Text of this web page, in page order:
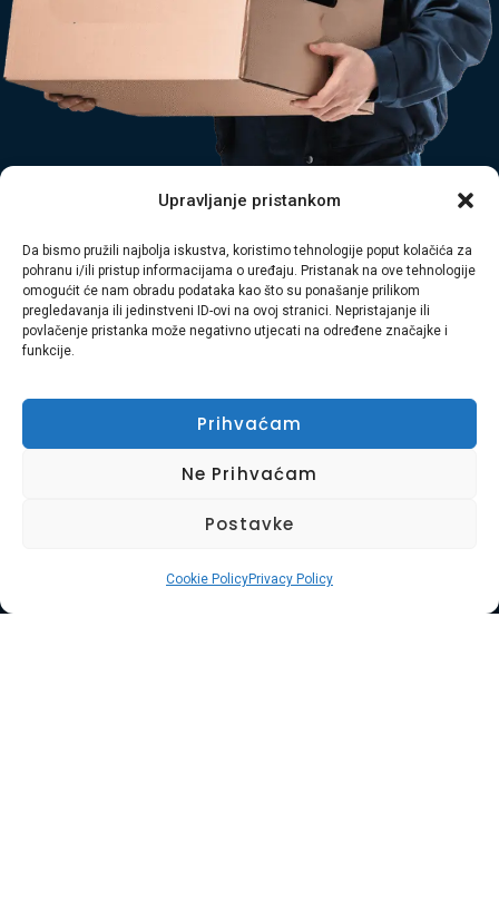
Upravljanje pristankom
Da bismo pružili najbolja iskustva, koristimo tehnologije poput kolačića za
pohranu i/ili pristup informacijama o uređaju. Pristanak na ove tehnologije
omogućit će nam obradu podataka kao što su ponašanje prilikom
pregledavanja ili jedinstveni ID-ovi na ovoj stranici. Nepristajanje ili
povlačenje pristanka može negativno utjecati na određene značajke i
funkcije.
Prihvaćam
Ne Prihvaćam
Postavke
Cookie PolicyPrivacy Policy
bijela tehnika odvoz,čišćenje umag,
glomazni otpad
odvoz šute istra,plava laguna, Primorsko-goranska županija,
profesionalno čišćenje,sanacija otpada,turistički objekti
uređenje terena